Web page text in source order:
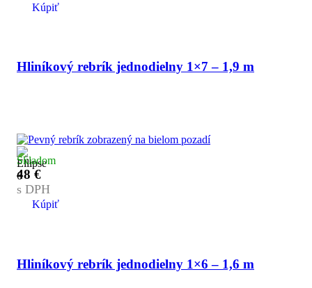
Kúpiť
Hliníkový rebrík jednodielny 1×7 – 1,9 m
Skladom
48 €
s DPH
Kúpiť
Hliníkový rebrík jednodielny 1×6 – 1,6 m